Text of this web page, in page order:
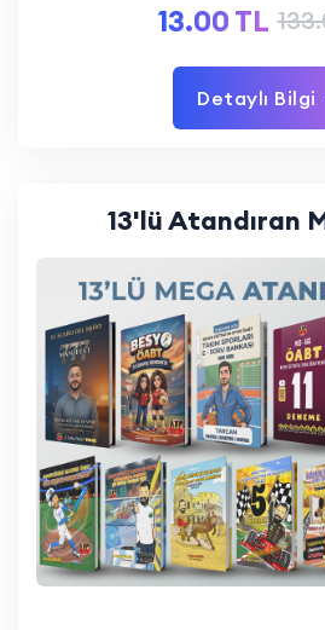
13.00 TL
Detaylı Bilgi
13'lü Atandıran